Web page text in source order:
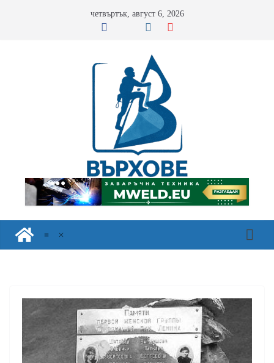
четвъртък, август 6, 2026